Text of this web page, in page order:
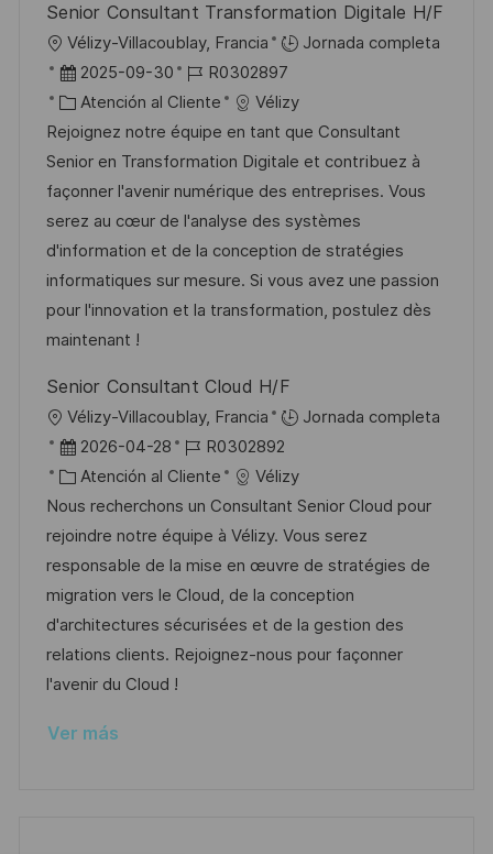
l
i
c
a
c
i
ó
n
Senior Consultant Transformation Digitale H/F
U
b
c
a
c
i
ó
n
Vélizy-Villacoublay, Francia
Jornada completa
F
e
c
h
a
d
e
p
u
b
i
c
a
c
i
ó
n
2025-09-30
I
D
d
e
e
m
p
l
e
R0302897
C
a
t
e
g
o
r
í
a
Atención al Cliente
Vélizy
Rejoignez notre équipe en tant que Consultant
Senior en Transformation Digitale et contribuez à
façonner l'avenir numérique des entreprises. Vous
serez au cœur de l'analyse des systèmes
d'information et de la conception de stratégies
informatiques sur mesure. Si vous avez une passion
pour l'innovation et la transformation, postulez dès
maintenant !
Senior Consultant Cloud H/F
U
b
c
a
c
i
ó
n
Vélizy-Villacoublay, Francia
Jornada completa
F
e
c
h
a
d
e
p
u
l
2026-04-28
I
D
d
e
e
m
p
l
R0302892
C
a
t
e
g
o
r
í
Atención al Cliente
Vélizy
Nous recherchons un Consultant Senior Cloud pour
rejoindre notre équipe à Vélizy. Vous serez
responsable de la mise en œuvre de stratégies de
migration vers le Cloud, de la conception
d'architectures sécurisées et de la gestion des
relations clients. Rejoignez-nous pour façonner
l'avenir du Cloud !
Ver más